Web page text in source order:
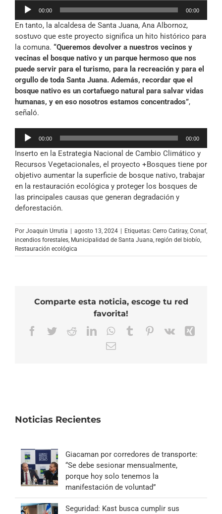
Reproductor
audio
00:00 00:00
En tanto, la alcaldesa de Santa Juana, Ana Albornoz,
sostuvo que este proyecto significa un hito histórico para
la comuna. “Queremos devolver a nuestros vecinos y
vecinas el bosque nativo y un parque hermoso que nos
puede servir para el turismo, para la recreación y para el
orgullo de toda Santa Juana. Además, recordar que el
bosque nativo es un cortafuego natural para salvar vidas
humanas, y en eso nosotros estamos concentrados”,
señaló.
Reproductor
audio
00:00 00:00
Inserto en la Estrategia Nacional de Cambio Climático y
Recursos Vegetacionales, el proyecto +Bosques tiene por
objetivo aumentar la superficie de bosque nativo, trabajar
en la restauración ecológica y proteger los bosques de
las principales causas que generan degradación y
deforestación.
Por Joaquin Urrutia agosto 13, 2024 Etiquetas: Cerro Catiray, Conaf,
incendios forestales, Municipalidad de Santa Juana, región del biobío,
Restauración ecológica
Comparte esta noticia, escoge tu red
favorita!
Facebook
TwitterRedditLinkedInWhatsApp
TumblrPinterest
Vk
Correo
Noticias Recientes
Giacaman por corredores de transporte:
“Se debe sesionar mensualmente,
porque hoy solo tenemos la
manifestación de voluntad”
Seguridad: Kast busca cumplir sus